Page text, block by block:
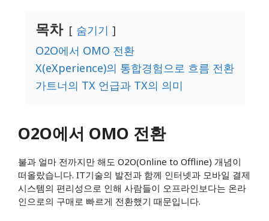
목차
숨기기
O2O에서 OMO 전환
X(eXperience)의 통합경험으로 흐름 전환
가트너의 TX 언급과 TX의 의미
O2O에서 OMO 전환
불과 얼마 전까지만 해도 O2O(Online to Offline) 개념이
떠올랐습니다. IT기술의 발전과 함께 인터넷과 모바일 결제
시스템의 편리성으로 인해 사람들이 오프라인보다는 온라
인으로의 구매로 빠르게 전환했기 때문입니다.